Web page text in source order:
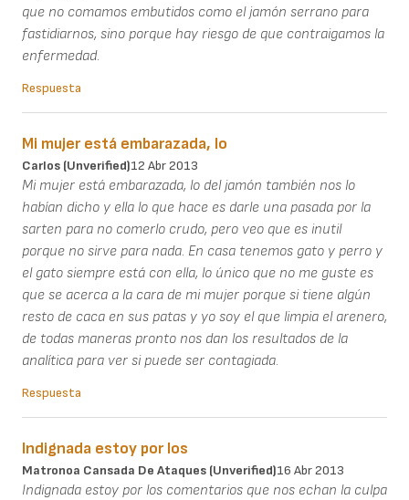
que no comamos embutidos como el jamón serrano para
fastidiarnos, sino porque hay riesgo de que contraigamos la
enfermedad.
Respuesta
Mi mujer está embarazada, lo
Carlos (unverified)12 Abr 2013
Mi mujer está embarazada, lo del jamón también nos lo
habían dicho y ella lo que hace es darle una pasada por la
sarten para no comerlo crudo, pero veo que es inutil
porque no sirve para nada. En casa tenemos gato y perro y
el gato siempre está con ella, lo único que no me guste es
que se acerca a la cara de mi mujer porque si tiene algún
resto de caca en sus patas y yo soy el que limpia el arenero,
de todas maneras pronto nos dan los resultados de la
analítica para ver si puede ser contagiada.
Respuesta
Indignada estoy por los
Matronoa Cansada De Ataques (unverified)16 Abr 2013
Indignada estoy por los comentarios que nos echan la culpa